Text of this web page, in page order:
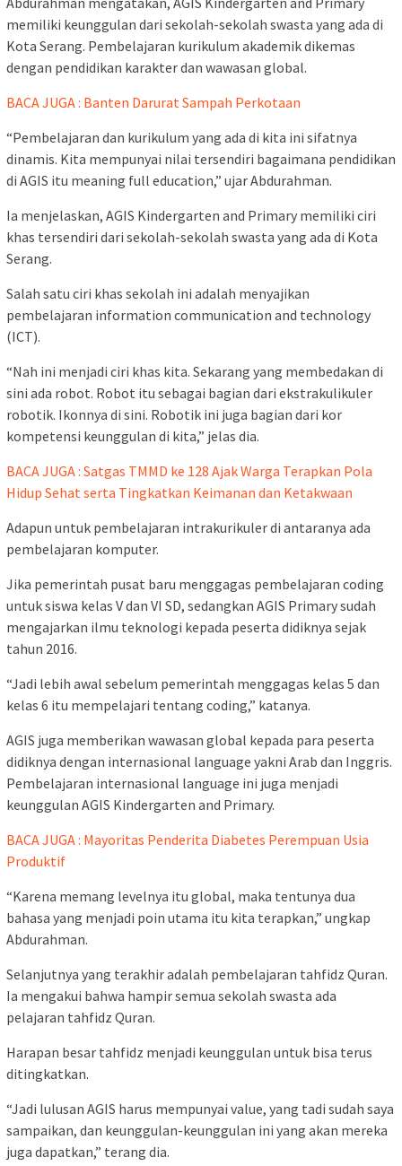
memiliki keunggulan dari sekolah-sekolah swasta yang ada di
Kota Serang. Pembelajaran kurikulum akademik dikemas
dengan pendidikan karakter dan wawasan global.
BACA JUGA : Banten Darurat Sampah Perkotaan
“Pembelajaran dan kurikulum yang ada di kita ini sifatnya
dinamis. Kita mempunyai nilai tersendiri bagaimana pendidikan
di AGIS itu meaning full education,” ujar Abdurahman.
Ia menjelaskan, AGIS Kindergarten and Primary memiliki ciri
khas tersendiri dari sekolah-sekolah swasta yang ada di Kota
Serang.
Salah satu ciri khas sekolah ini adalah menyajikan
pembelajaran information communication and technology
(ICT).
“Nah ini menjadi ciri khas kita. Sekarang yang membedakan di
sini ada robot. Robot itu sebagai bagian dari ekstrakulikuler
robotik. Ikonnya di sini. Robotik ini juga bagian dari kor
kompetensi keunggulan di kita,” jelas dia.
BACA JUGA : Satgas TMMD ke 128 Ajak Warga Terapkan Pola
Hidup Sehat serta Tingkatkan Keimanan dan Ketakwaan
Adapun untuk pembelajaran intrakurikuler di antaranya ada
pembelajaran komputer.
Jika pemerintah pusat baru menggagas pembelajaran coding
untuk siswa kelas V dan VI SD, sedangkan AGIS Primary sudah
mengajarkan ilmu teknologi kepada peserta didiknya sejak
tahun 2016.
“Jadi lebih awal sebelum pemerintah menggagas kelas 5 dan
kelas 6 itu mempelajari tentang coding,” katanya.
AGIS juga memberikan wawasan global kepada para peserta
didiknya dengan internasional language yakni Arab dan Inggris.
Pembelajaran internasional language ini juga menjadi
keunggulan AGIS Kindergarten and Primary.
BACA JUGA : Mayoritas Penderita Diabetes Perempuan Usia
Produktif
“Karena memang levelnya itu global, maka tentunya dua
bahasa yang menjadi poin utama itu kita terapkan,” ungkap
Abdurahman.
Selanjutnya yang terakhir adalah pembelajaran tahfidz Quran.
Ia mengakui bahwa hampir semua sekolah swasta ada
pelajaran tahfidz Quran.
Harapan besar tahfidz menjadi keunggulan untuk bisa terus
ditingkatkan.
“Jadi lulusan AGIS harus mempunyai value, yang tadi sudah saya
sampaikan, dan keunggulan-keunggulan ini yang akan mereka
juga dapatkan,” terang dia.